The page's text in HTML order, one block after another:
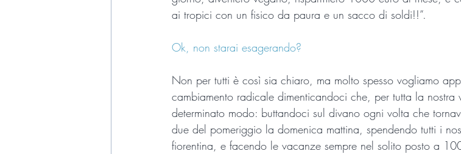
ai tropici con un fisico da paura e un sacco di soldi!!”.
Ok, non starai esagerando?
Non per tutti è così sia chiaro, ma molto spesso vogliamo
cambiamento radicale dimenticandoci che, per tutta la nostra
determinato modo: buttandoci sul divano ogni volta che
due del pomeriggio la domenica mattina, spendendo tutti i
fiorentina, e facendo le vacanze sempre nel solito posto a